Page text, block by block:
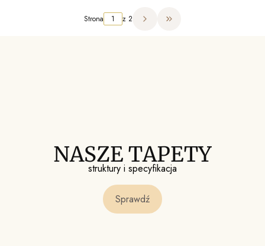
Strona z 2 Przejdź do ostatniej strony
NASZE TAPETY
struktury i specyfikacja
Sprawdź